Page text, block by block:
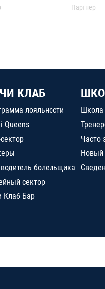
Партнер
КЛАБ
лояльности
Queens
болельщика
сектор
Клаб Бар
Школа
Часто
Новый